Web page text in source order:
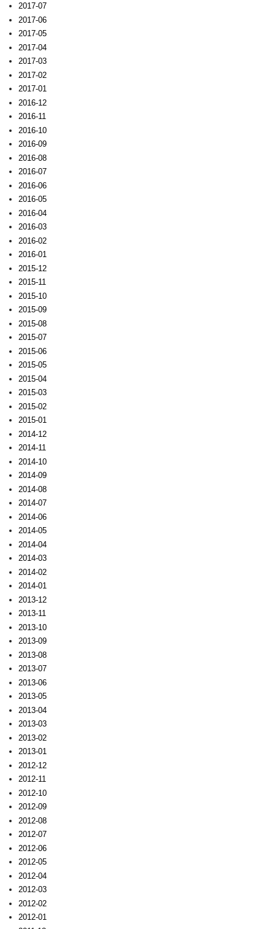
2017-07
2017-06
2017-05
2017-04
2017-03
2017-02
2017-01
2016-12
2016-11
2016-10
2016-09
2016-08
2016-07
2016-06
2016-05
2016-04
2016-03
2016-02
2016-01
2015-12
2015-11
2015-10
2015-09
2015-08
2015-07
2015-06
2015-05
2015-04
2015-03
2015-02
2015-01
2014-12
2014-11
2014-10
2014-09
2014-08
2014-07
2014-06
2014-05
2014-04
2014-03
2014-02
2014-01
2013-12
2013-11
2013-10
2013-09
2013-08
2013-07
2013-06
2013-05
2013-04
2013-03
2013-02
2013-01
2012-12
2012-11
2012-10
2012-09
2012-08
2012-07
2012-06
2012-05
2012-04
2012-03
2012-02
2012-01